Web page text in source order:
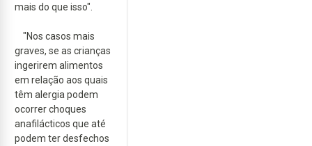
mais do que isso".
"Nos casos mais
graves, se as crianças
ingerirem alimentos
em relação aos quais
têm alergia podem
ocorrer choques
anafilácticos que até
podem ter desfechos